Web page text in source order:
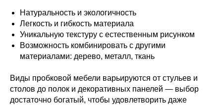
Натуральность и экологичность
Легкость и гибкость материала
Уникальную текстуру с естественным рисунком
Возможность комбинировать с другими
материалами: дерево, металл, ткань
Виды пробковой мебели варьируются от стульев и
столов до полок и декоративных панелей — выбор
достаточно богатый, чтобы удовлетворить даже